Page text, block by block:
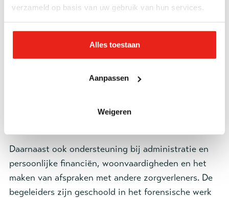
verzameld op basis van uw gebruik van hun services.
Alles toestaan
Aanpassen
Weigeren
De begeleiding is gericht op herstel binnen het
kader van de strafmaatregel en het opgelegde
begeleiding bij het opbouwen van een steunend
Ook krijgen ze hulp bij het vergroten van
en zinvolle dagbesteding, om zo het risico op
Daarnaast ook ondersteuning bij administratie en
persoonlijke financiën, woonvaardigheden en het
maken van afspraken met andere zorgverleners. De
begeleiders zijn geschoold in het forensische werk